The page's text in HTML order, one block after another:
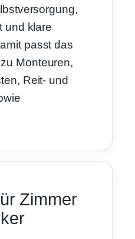
und klare
passt das
Monteuren,
Reit- und
Zimmer